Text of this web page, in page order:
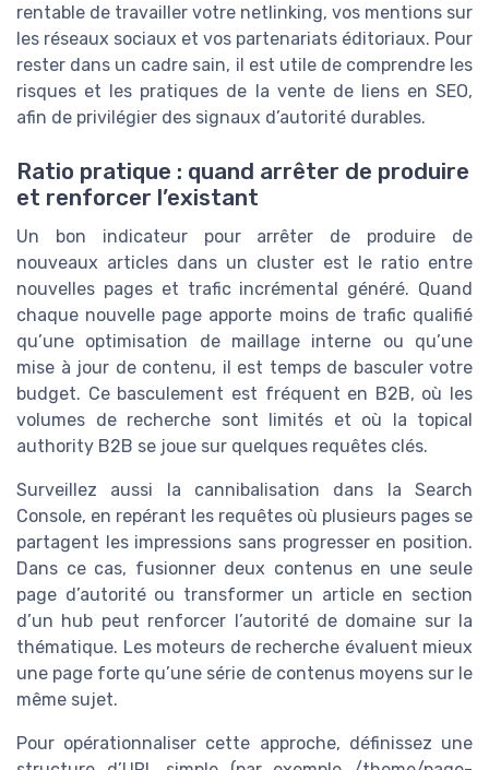
rentable de travailler votre netlinking, vos mentions sur
les réseaux sociaux et vos partenariats éditoriaux. Pour
rester dans un cadre sain, il est utile de comprendre les
risques et les pratiques de la vente de liens en SEO,
afin de privilégier des signaux d’autorité durables.
Ratio pratique : quand arrêter de produire
et renforcer l’existant
Un bon indicateur pour arrêter de produire de
nouveaux articles dans un cluster est le ratio entre
nouvelles pages et trafic incrémental généré. Quand
chaque nouvelle page apporte moins de trafic qualifié
qu’une optimisation de maillage interne ou qu’une
mise à jour de contenu, il est temps de basculer votre
budget. Ce basculement est fréquent en B2B, où les
volumes de recherche sont limités et où la topical
authority B2B se joue sur quelques requêtes clés.
Surveillez aussi la cannibalisation dans la Search
Console, en repérant les requêtes où plusieurs pages se
partagent les impressions sans progresser en position.
Dans ce cas, fusionner deux contenus en une seule
page d’autorité ou transformer un article en section
d’un hub peut renforcer l’autorité de domaine sur la
thématique. Les moteurs de recherche évaluent mieux
une page forte qu’une série de contenus moyens sur le
même sujet.
Pour opérationnaliser cette approche, définissez une